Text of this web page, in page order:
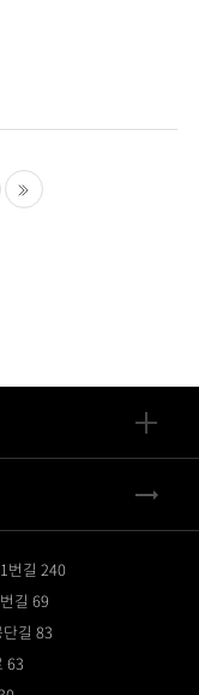
번길 240
길 69
길 83
63